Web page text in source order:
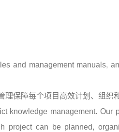
and management manuals,
保障每个项目高效计划、组织
knowledge management. Our
project can be planned,